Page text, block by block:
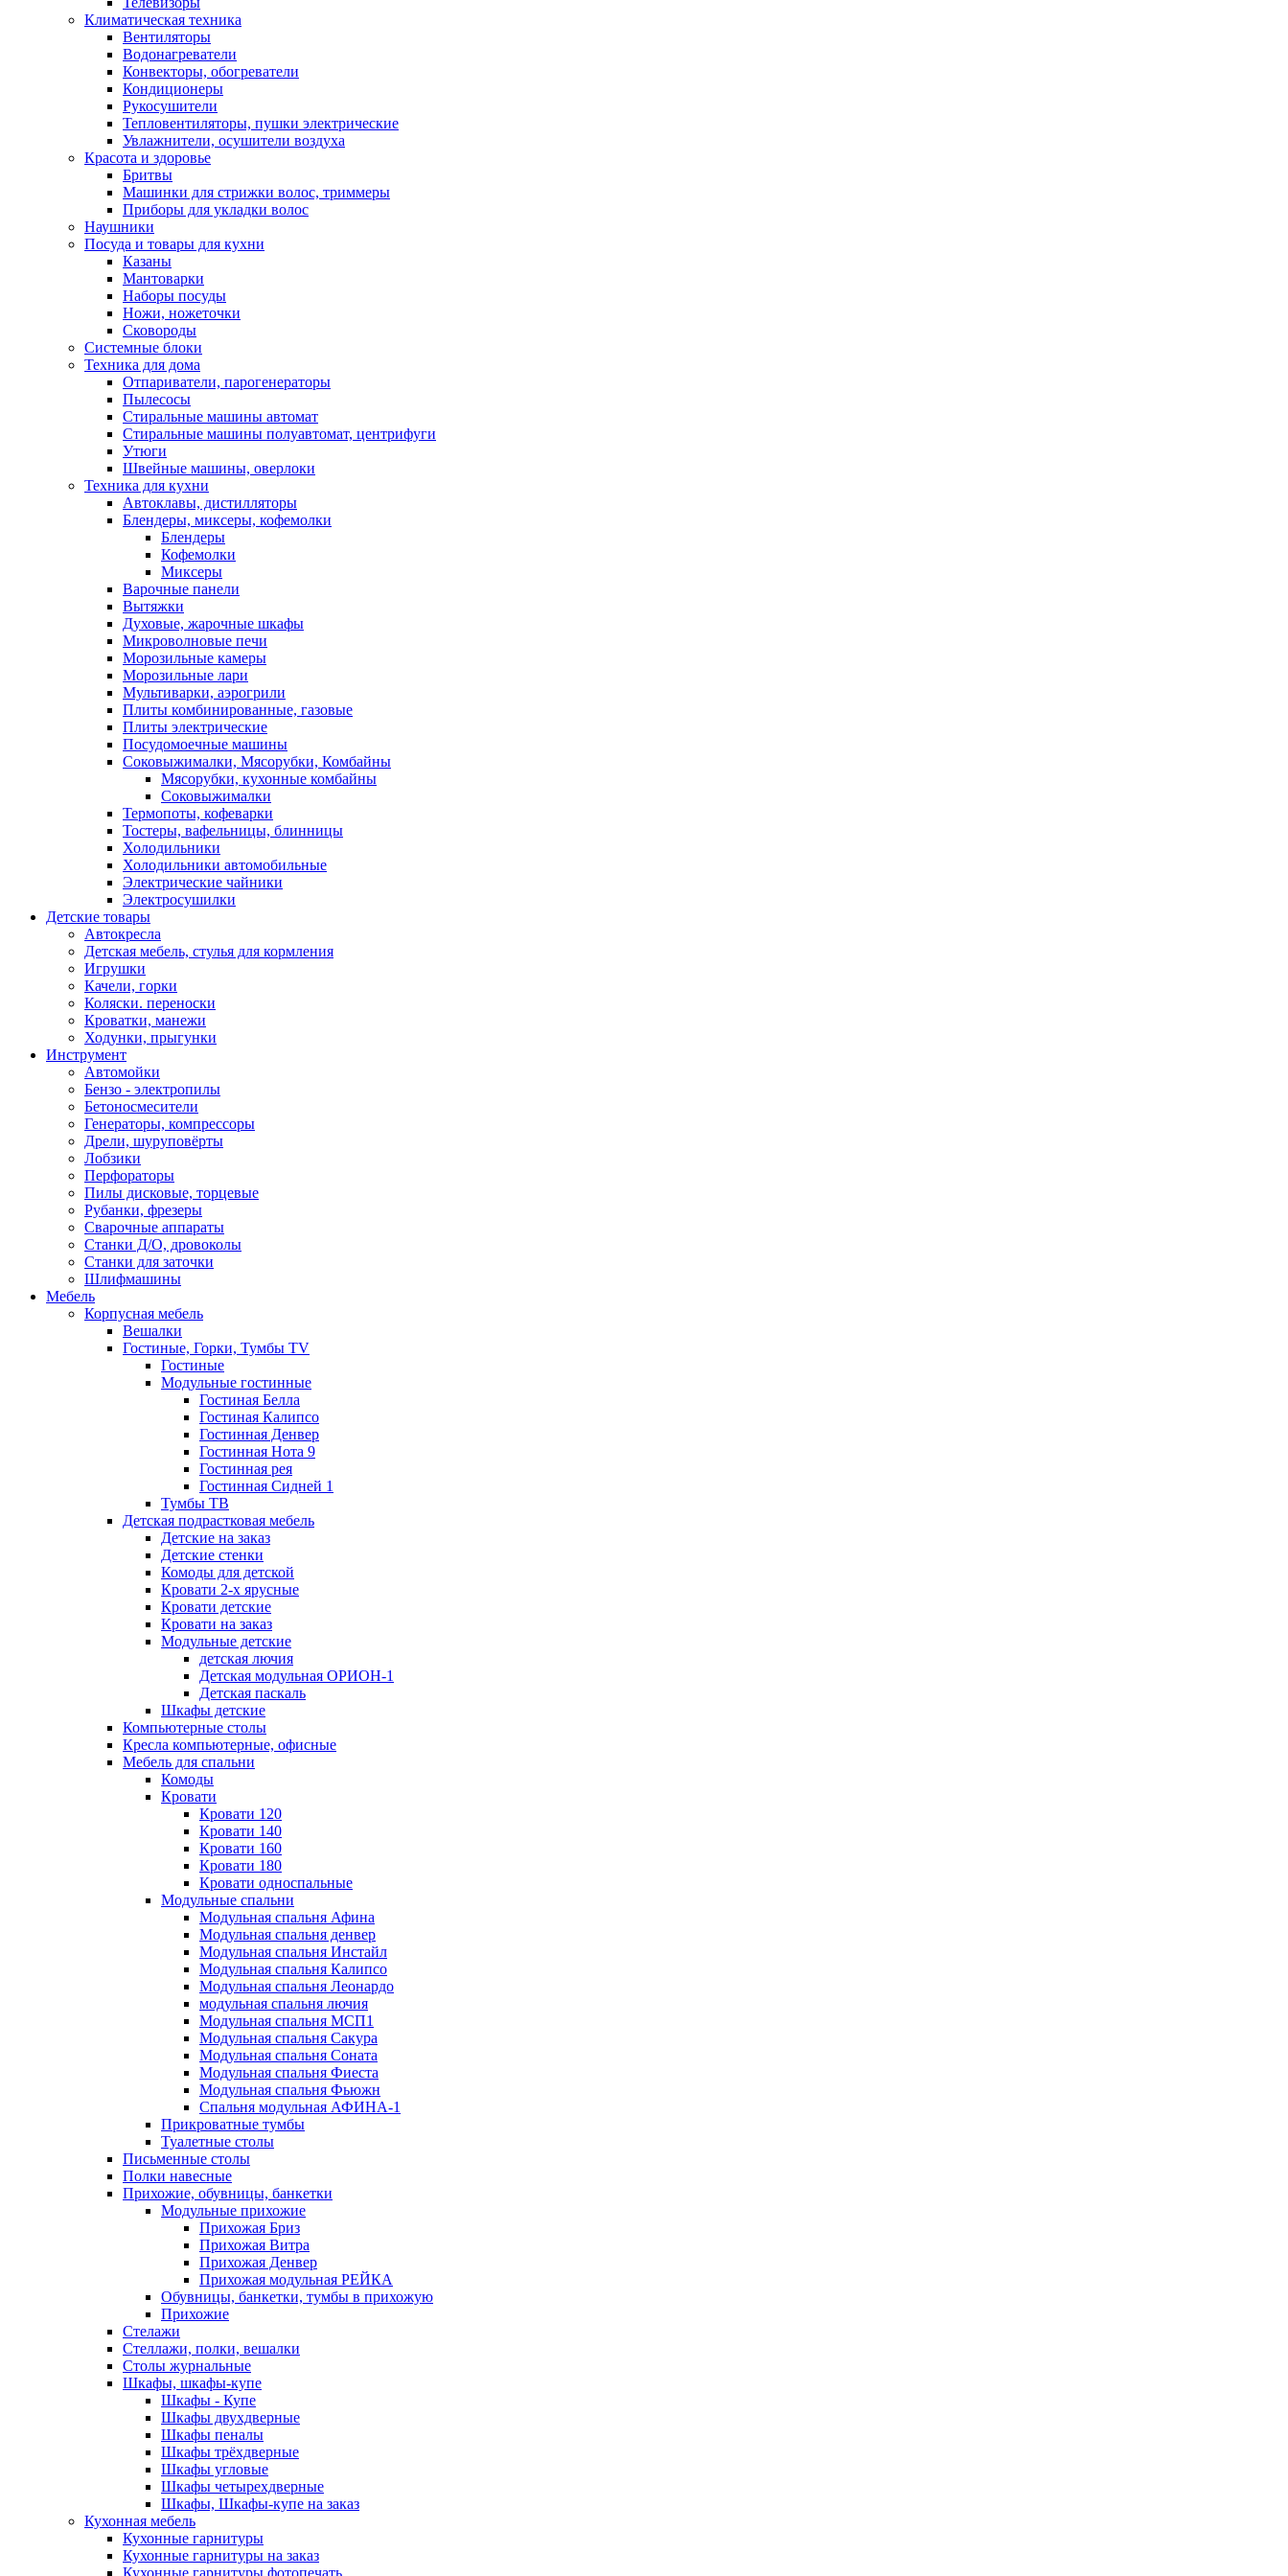
Климатическая техника
Вентиляторы
Водонагреватели
Конвекторы, обогреватели
Кондиционеры
Рукосушители
Тепловентиляторы, пушки электрические
Увлажнители, осушители воздуха
Красота и здоровье
Бритвы
Машинки для стрижки волос, триммеры
Приборы для укладки волос
Наушники
Посуда и товары для кухни
Казаны
Мантоварки
Наборы посуды
Ножи, ножеточки
Сковороды
Системные блоки
Техника для дома
Отпариватели, парогенераторы
Пылесосы
Стиральные машины автомат
Стиральные машины полуавтомат, центрифуги
Утюги
Швейные машины, оверлоки
Техника для кухни
Автоклавы, дистилляторы
Блендеры, миксеры, кофемолки
Блендеры
Кофемолки
Миксеры
Варочные панели
Вытяжки
Духовые, жарочные шкафы
Микроволновые печи
Морозильные камеры
Морозильные лари
Мультиварки, аэрогрили
Плиты комбинированные, газовые
Плиты электрические
Посудомоечные машины
Соковыжималки, Мясорубки, Комбайны
Мясорубки, кухонные комбайны
Соковыжималки
Термопоты, кофеварки
Тостеры, вафельницы, блинницы
Холодильники
Холодильники автомобильные
Электрические чайники
Электросушилки
Детские товары
Автокресла
Детская мебель, стулья для кормления
Игрушки
Качели, горки
Коляски. переноски
Кроватки, манежи
Ходунки, прыгунки
Инструмент
Автомойки
Бензо - электропилы
Бетоносмесители
Генераторы, компрессоры
Дрели, шуруповёрты
Лобзики
Перфораторы
Пилы дисковые, торцевые
Рубанки, фрезеры
Сварочные аппараты
Станки Д/О, дровоколы
Станки для заточки
Шлифмашины
Мебель
Корпусная мебель
Вешалки
Гостиные, Горки, Тумбы TV
Гостиные
Модульные гостинные
Гостиная Белла
Гостиная Калипсо
Гостинная Денвер
Гостинная Нота 9
Гостинная рея
Гостинная Сидней 1
Тумбы ТВ
Детская подрастковая мебель
Детские на заказ
Детские стенки
Комоды для детской
Кровати 2-х ярусные
Кровати детские
Кровати на заказ
Модульные детские
детская лючия
Детская модульная ОРИОН-1
Детская паскаль
Шкафы детские
Компьютерные столы
Кресла компьютерные, офисные
Мебель для спальни
Комоды
Кровати
Кровати 120
Кровати 140
Кровати 160
Кровати 180
Кровати односпальные
Модульные спальни
Модульная спальня Афина
Модульная спальня денвер
Модульная спальня Инстайл
Модульная спальня Калипсо
Модульная спальня Леонардо
модульная спальня лючия
Модульная спальня МСП1
Модульная спальня Сакура
Модульная спальня Соната
Модульная спальня Фиеста
Модульная спальня Фьюжн
Спальня модульная АФИНА-1
Прикроватные тумбы
Туалетные столы
Письменные столы
Полки навесные
Прихожие, обувницы, банкетки
Модульные прихожие
Прихожая Бриз
Прихожая Витра
Прихожая Денвер
Прихожая модульная РЕЙКА
Обувницы, банкетки, тумбы в прихожую
Прихожие
Стелажи
Стеллажи, полки, вешалки
Столы журнальные
Шкафы, шкафы-купе
Шкафы - Купе
Шкафы двухдверные
Шкафы пеналы
Шкафы трёхдверные
Шкафы угловые
Шкафы четырехдверные
Шкафы, Шкафы-купе на заказ
Кухонная мебель
Кухонные гарнитуры
Кухонные гарнитуры на заказ